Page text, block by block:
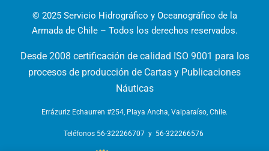
© 2025 Servicio Hidrográfico y Oceanográfico de la
Armada de Chile – Todos los derechos reservados.
Desde 2008 certificación de calidad ISO 9001 para los
procesos de producción de Cartas y Publicaciones
Náuticas
Errázuriz Echaurren #254, Playa Ancha, Valparaíso, Chile.
Teléfonos 56-322266707 y 56-322266576